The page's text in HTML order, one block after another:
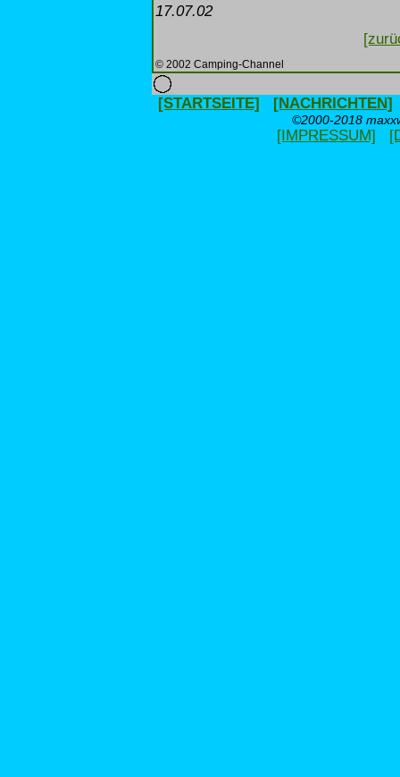
17.07.02
© 2002 Camping-Channel
[STARTSEITE] [NACHRICHTEN]
©2000-2018
[IMPRESSUM]